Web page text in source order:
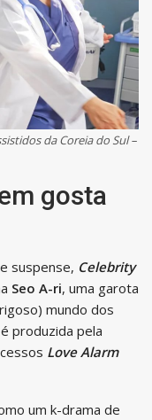
da Coreia do Sul –
gosta
suspense, Celebrity
Seo A-ri, uma garota
mundo dos
produzida pela
Love Alarm
um k-drama de